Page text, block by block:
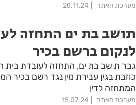
מערכת האתר 20.11.24
תושב בת ים התחזה
לנקום ברשם בכיר
גבר תושב בת ים, התחזה לעובדת בית
כוזבת בגין עבירת מין נגד רשם
המתחזה לדין
מערכת האתר 15.07.24